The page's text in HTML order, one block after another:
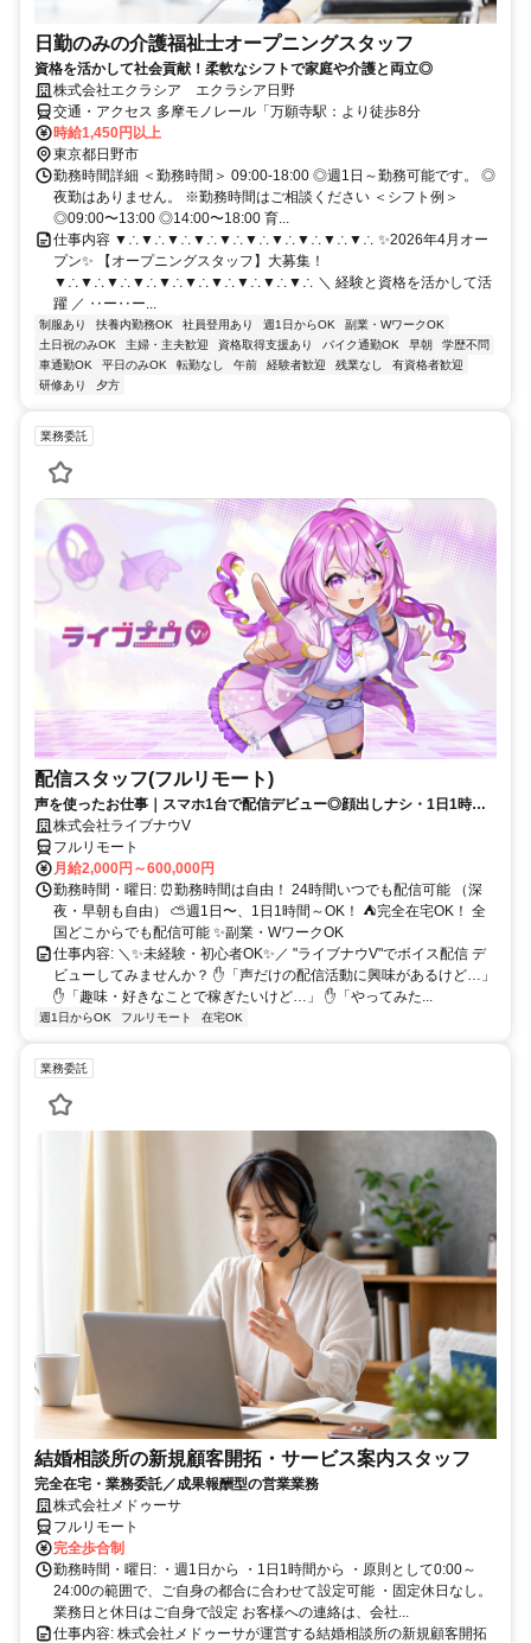
日勤のみの介護福祉士オープニングスタッフ
資格を活かして社会貢献！柔軟なシフトで家庭や介護と両立◎
株式会社エクラシア エクラシア日野
交通・アクセス 多摩モノレール「万願寺駅：より徒歩8分
時給1,450円以上
東京都日野市
勤務時間詳細 ＜勤務時間＞ 09:00-18:00 ◎週1日～勤務可能です。 ◎
夜勤はありません。 ※勤務時間はご相談ください ＜シフト例＞
◎09:00〜13:00 ◎14:00〜18:00 育...
仕事内容 ▼∴▼∴▼∴▼∴▼∴▼∴▼∴▼∴▼∴▼∴ ✨2026年4月オー
プン✨ 【オープニングスタッフ】大募集！
▼∴▼∴▼∴▼∴▼∴▼∴▼∴▼∴▼∴▼∴ ＼ 経験と資格を活かして活
躍 ／ ‥ー‥ー...
制服あり 扶養内勤務OK 社員登用あり 週1日からOK
副業・WワークOK
土日祝のみOK
主婦・主夫歓迎 資格取得支援あり バイク通勤OK 早朝
学歴不問
車通勤OK
平日のみOK 転勤なし 午前 経験者歓迎 残業なし
有資格者歓迎
研修あり
夕方
業務委託
配信スタッフ(フルリモート)
声を使ったお仕事｜スマホ1台で配信デビュー◎顔出しナシ・1日1時間
～OK♪
株式会社ライブナウV
フルリモート
月給2,000円～600,000円
勤務時間・曜日: ⏰勤務時間は自由！ 24時間いつでも配信可能 （深
夜・早朝も自由） ⛅週1日〜、1日1時間～OK！ ⛺完全在宅OK！ 全
国どこからでも配信可能 ✨副業・WワークOK
仕事内容: ＼✨未経験・初心者OK✨／ "ライブナウV"でボイス配信 デ
ビューしてみませんか？ ✋「声だけの配信活動に興味があるけど…」
✋「趣味・好きなことで稼ぎたいけど…」 ✋「やってみた...
週1日からOK フルリモート 在宅OK
業務委託
結婚相談所の新規顧客開拓・サービス案内スタッフ
完全在宅・業務委託／成果報酬型の営業業務
株式会社メドゥーサ
フルリモート
完全歩合制
勤務時間・曜日: ・週1日から ・1日1時間から ・原則として0:00～
24:00の範囲で、ご自身の都合に合わせて設定可能 ・固定休日なし。
業務日と休日はご自身で設定 お客様への連絡は、会社...
仕事内容: 株式会社メドゥーサが運営する結婚相談所の新規顧客開拓